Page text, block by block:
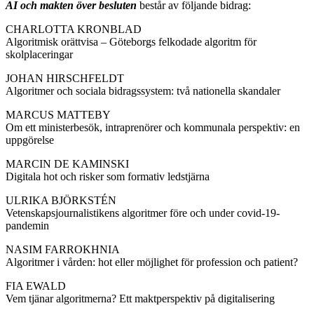
AI och makten över besluten består av följande bidrag:
CHARLOTTA KRONBLAD
Algoritmisk orättvisa – Göteborgs felkodade algoritm för
skolplaceringar
JOHAN HIRSCHFELDT
Algoritmer och sociala bidragssystem: två nationella skandaler
MARCUS MATTEBY
Om ett ministerbesök, intraprenörer och kommunala perspektiv: en
uppgörelse
MARCIN DE KAMINSKI
Digitala hot och risker som formativ ledstjärna
ULRIKA BJÖRKSTÉN
Vetenskapsjournalistikens algoritmer före och under covid-19-
pandemin
NASIM FARROKHNIA
Algoritmer i vården: hot eller möjlighet för profession och patient?
FIA EWALD
Vem tjänar algoritmerna? Ett maktperspektiv på digitalisering